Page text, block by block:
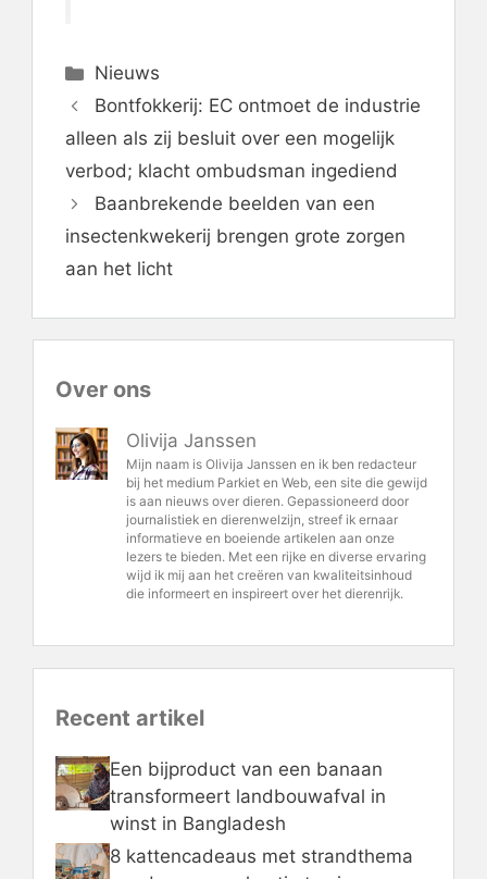
Categorieën
Nieuws
Bontfokkerij: EC ontmoet de industrie
alleen als zij besluit over een mogelijk
verbod; klacht ombudsman ingediend
Baanbrekende beelden van een
insectenkwekerij brengen grote zorgen
aan het licht
Over ons
Olivija Janssen
Mijn naam is Olivija Janssen en ik ben redacteur
bij het medium Parkiet en Web, een site die gewijd
is aan nieuws over dieren. Gepassioneerd door
journalistiek en dierenwelzijn, streef ik ernaar
informatieve en boeiende artikelen aan onze
lezers te bieden. Met een rijke en diverse ervaring
wijd ik mij aan het creëren van kwaliteitsinhoud
die informeert en inspireert over het dierenrijk.
Recent artikel
Een bijproduct van een banaan
transformeert landbouwafval in
winst in Bangladesh
8 kattencadeaus met strandthema